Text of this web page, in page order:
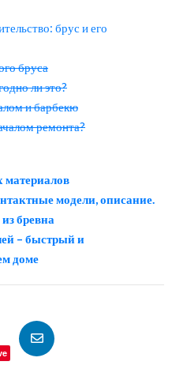
брус и его
бруса
ли это?
и барбекю
ремонта?
материалов
модели, описание.
бревна
– быстрый и
доме